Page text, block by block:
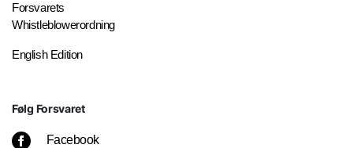
Forsvarets
Whistleblowerordning
English Edition
Følg Forsvaret
Facebook